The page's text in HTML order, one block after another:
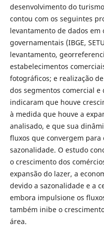
desenvolvimento do
contou com os seguintes
levantamento de dados em
governamentais (IBGE,
levantamento,
estabelecimentos
fotográficos; e realização
dos segmentos comercial e
indicaram que houve
à medida que houve a
analisado, e que sua
fluxos que convergem para
sazonalidade. O estudo
o crescimento dos
expansão do lazer, a
devido a sazonalidade e a
embora impulsione os
também inibe o
área.